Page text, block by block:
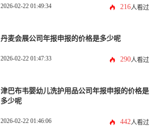
2026-02-22 01:49:34 216人看过
丹麦会展公司年报申报的价格是多少呢
2026-02-22 01:47:33 290人看过
津巴布韦婴幼儿洗护用品公司年报申报的价格是
多少呢
2026-02-22 01:46:06 442人看过